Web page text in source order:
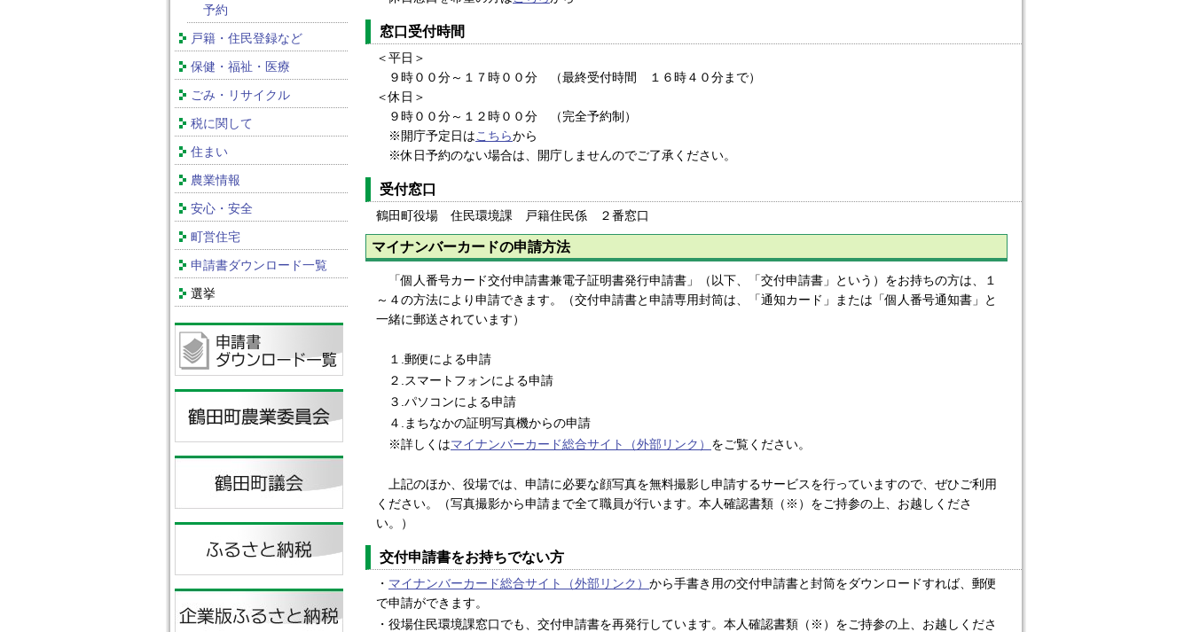
予約
戸籍・住民登録など
保健・福祉・医療
ごみ・リサイクル
税に関して
住まい
農業情報
安心・安全
町営住宅
申請書ダウンロード一覧
選挙
窓口受付時間
＜平日＞
９時００分～１７時００分 （最終受付時間 １６時４０分まで）
＜休日＞
９時００分～１２時００分 （完全予約制）
※開庁予定日はこちらから
※休日予約のない場合は、開庁しませんのでご了承ください。
受付窓口
鶴田町役場 住民環境課 戸籍住民係 ２番窓口
マイナンバーカードの申請方法
「個人番号カード交付申請書兼電子証明書発行申請書」（以下、「交付申請書」という）をお持ちの方は、１
～４の方法により申請できます。（交付申請書と申請専用封筒は、「通知カード」または「個人番号通知書」と
一緒に郵送されています）
１.郵便による申請
２.スマートフォンによる申請
３.パソコンによる申請
４.まちなかの証明写真機からの申請
※詳しくはマイナンバーカード総合サイト（外部リンク） をご覧ください。
上記のほか、役場では、申請に必要な顔写真を無料撮影し申請するサービスを行っていますので、ぜひご利用
ください。（写真撮影から申請まで全て職員が行います。本人確認書類（※）をご持参の上、お越しくださ
い。）
交付申請書をお持ちでない方
・ マイナンバーカード総合サイト（外部リンク） から手書き用の交付申請書と封筒をダウンロードすれば、郵便
で申請ができます。
・役場住民環境課窓口でも、交付申請書を再発行しています。本人確認書類（※）をご持参の上、お越しくださ